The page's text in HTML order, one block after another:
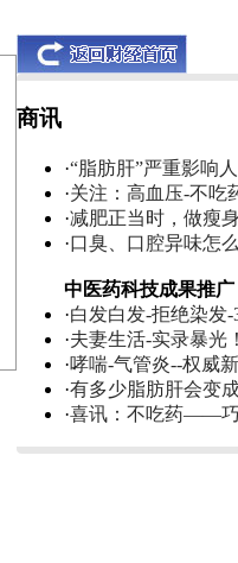
商讯
·“脂肪肝”严重影响
·关注：高血压-不吃
·减肥正当时，做瘦
·口臭、口腔异味怎
中医药科技成果推广
·白发白发-拒绝染发-
·夫妻生活-实录暴光
·哮喘-气管炎--权威
·有多少脂肪肝会变
·喜讯：不吃药——